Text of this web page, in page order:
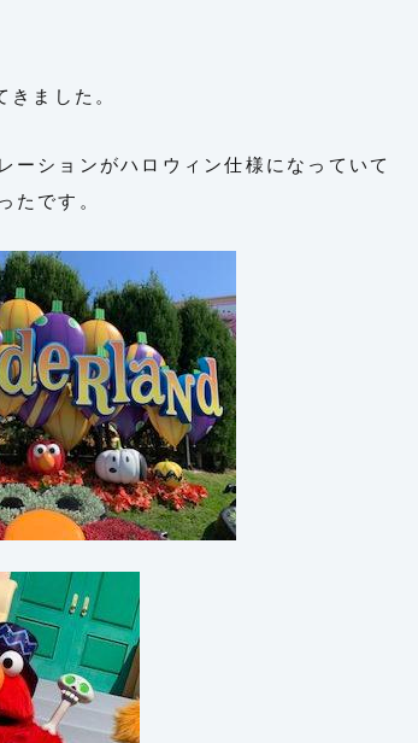
きました。
ーションがハロウィン仕様になっていて
たです。